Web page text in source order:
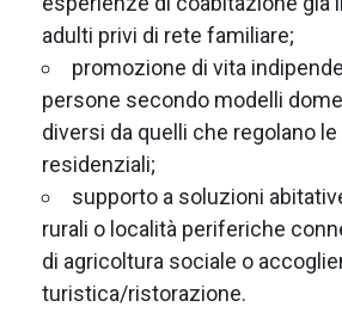
adulti privi di rete familiare;
promozione di vita
persone secondo modelli
diversi da quelli che regolano
residenziali;
supporto a soluzioni
rurali o località periferiche
di agricoltura sociale o
turistica/ristorazione.